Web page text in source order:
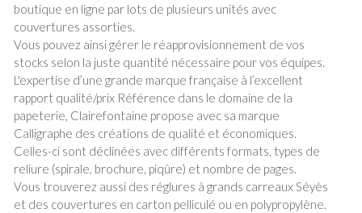
boutique en ligne par lots de plusieurs unités avec
couvertures assorties.
Vous pouvez ainsi gérer le réapprovisionnement de vos
stocks selon la juste quantité nécessaire pour vos équipes.
L'expertise d’une grande marque française à l’excellent
rapport qualité/prix Référence dans le domaine de la
papeterie, Clairefontaine propose avec sa marque
Calligraphe des créations de qualité et économiques.
Celles-ci sont déclinées avec différents formats, types de
reliure (spirale, brochure, piqûre) et nombre de pages.
Vous trouverez aussi des réglures à grands carreaux Séyès
et des couvertures en carton pelliculé ou en polypropylène.